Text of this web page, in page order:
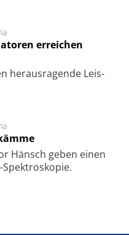
erreichen
he­raus­ra­gen­de Leis­
Hänsch geben einen